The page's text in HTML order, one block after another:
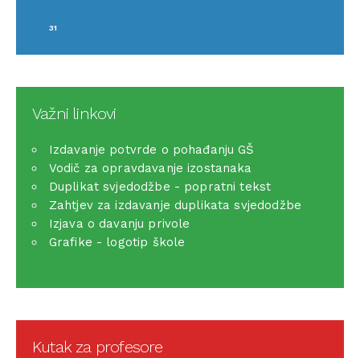
31
Važni linkovi
Izdavanje potvrde o pohađanju GŠ
Vodič za opravdavanje izostanaka
Duplikat svjedodžbe - popratni tekst
Zahtjev za izdavanje duplikata svjedodžbe
Izjava o davanju privole
Grafike - logotip škole
Kutak za profesore